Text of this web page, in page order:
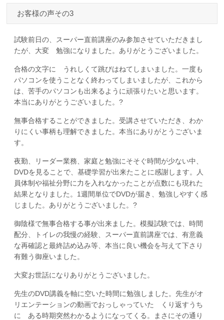
お客様の声その3
試験前日の、スーパー直前講座のみ参加させていただきまし
たが、大変 勉強になりました。ありがとうございました。
合格の文字に うれしくて跳びはねてしまいました。一度も
パソコンを使うことなく終わってしまいましたが、これから
は、苦手のパソコンも出来るように頑張りたいと思います。
本当にありがとうございました。?
無事合格することができました。受講させていただき、わか
りにくい事柄も理解できました。本当にありがとうございま
す。
夜勤、リーダー業務、家庭と勉強にそそぐ時間が少ない中、
DVDを見ることで、基礎学習が出来たことに感謝します。人
員体制や福祉分野に力を入れなかったことが点数にも現れた
結果となりました。1週間単位でDVDが届き、勉強しやすく感
じました。ありがとうございました。?
御陰様で無事合格する事が出来ました。模擬試験では、時間
配分、トイレの我慢の経験、スーパー直前講座では、有意義
な再確認と最終詰め込み等、本当に良い機会を与えて下さり
有難う御座いました。
大変お世話になりありがとうございました。
先生のDVD講義を軸に空いた時間に勉強しました。先生がオ
リエンテーションの動画でおっしゃっていた くり返すうち
に ある時期突然わかるようになってくる。まさにその通り